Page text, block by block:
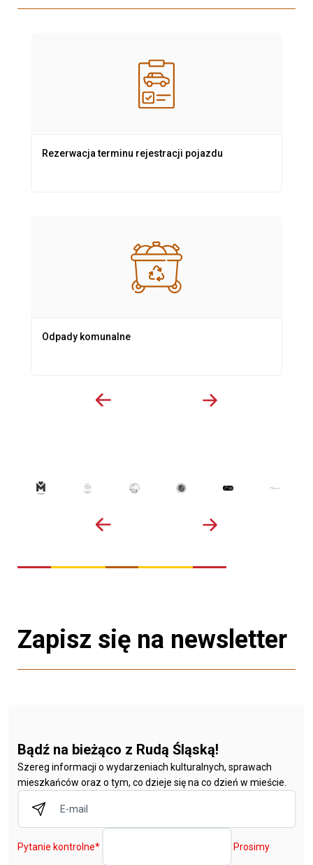
Rezerwacja terminu rejestracji pojazdu
Odpady komunalne
Zapisz się na newsletter
Bądź na bieżąco z Rudą Śląską!
Szereg informacji o wydarzeniach kulturalnych, sprawach
mieszkańców oraz o tym, co dzieje się na co dzień w mieście.
Pytanie kontrolne* Prosimy